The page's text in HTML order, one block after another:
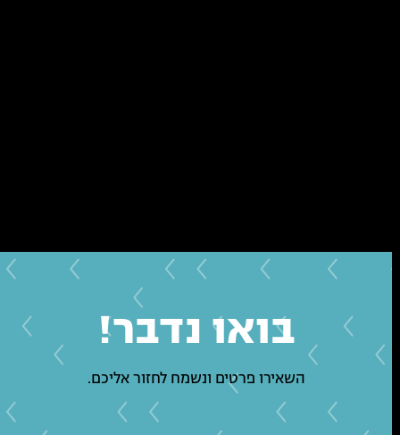
בואו נדבר!
השאירו פרטים ונשמח לחזור אליכם.